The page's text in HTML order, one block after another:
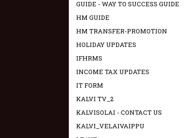
GUIDE - WAY TO SUCCESS GUIDE
HM GUIDE
HM TRANSFER-PROMOTION
HOLIDAY UPDATES
IFHRMS
INCOME TAX UPDATES
IT FORM
KALVI TV_2
KALVISOLAI - CONTACT US
KALVI_VELAIVAIPPU